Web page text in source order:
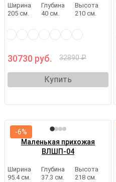
Ширина
205 см.
Глубина
40 см.
Высота
210 см.
30730 руб. 32890 ₽
Купить
Маленькая прихожая
ВЛШП-04
Ширина
95.4 см.
Глубина
37.3 см.
Высота
218 см.
-6%